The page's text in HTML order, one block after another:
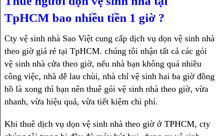
TpHCM bao nhiều tiền 1 giờ ?
Cty vệ sinh nhà Sao Việt cung cấp dịch vụ dọn vệ sinh nhà
theo giờ giá rẻ tại TpHCM. chúng tôi nhận tất cả các gói
vệ sinh nhà cửa theo giờ, nếu nhà bạn không quá nhiều
công việc, nhà dễ lau chùi, nhà chỉ vệ sinh hai ba giờ đồng
hồ là xong thì bạn nên thuê gói vệ sinh nhà theo giờ, vừa
nhanh, vừa hiệu quả, vừa tiết kiệm chi phí.
Khi thuê dịch vụ dọn vệ sinh nhà theo giờ ở TPHCM, cty